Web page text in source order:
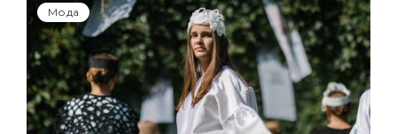
Мода